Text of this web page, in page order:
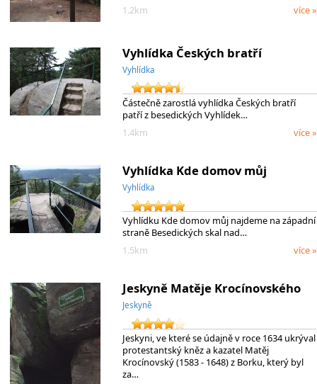
1.2km
více »
Vyhlídka Českých bratří
Vyhlídka
Částečně zarostlá vyhlídka Českých bratří
patří z besedických Vyhlídek…
1.4km
více »
Vyhlídka Kde domov můj
Vyhlídka
Vyhlídku Kde domov můj najdeme na západní
straně Besedických skal nad…
1.5km
více »
Jeskyně Matěje Krocínovského
Jeskyně
Jeskyni, ve které se údajně v roce 1634 ukrýval
protestantský kněz a kazatel Matěj
Krocínovský (1583 - 1648) z Borku, který byl
za…